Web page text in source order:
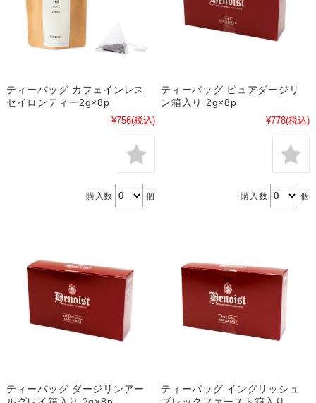
ティーバッグ カフェインレス
セイロンティー2g×8p
¥756(税込)
購入数 個
ティーバッグ ピュアダージリ
ン箱入り 2g×8p
¥778(税込)
購入数 個
ティーバッグ ダージリンアー
ティーバッグ イングリッシュ